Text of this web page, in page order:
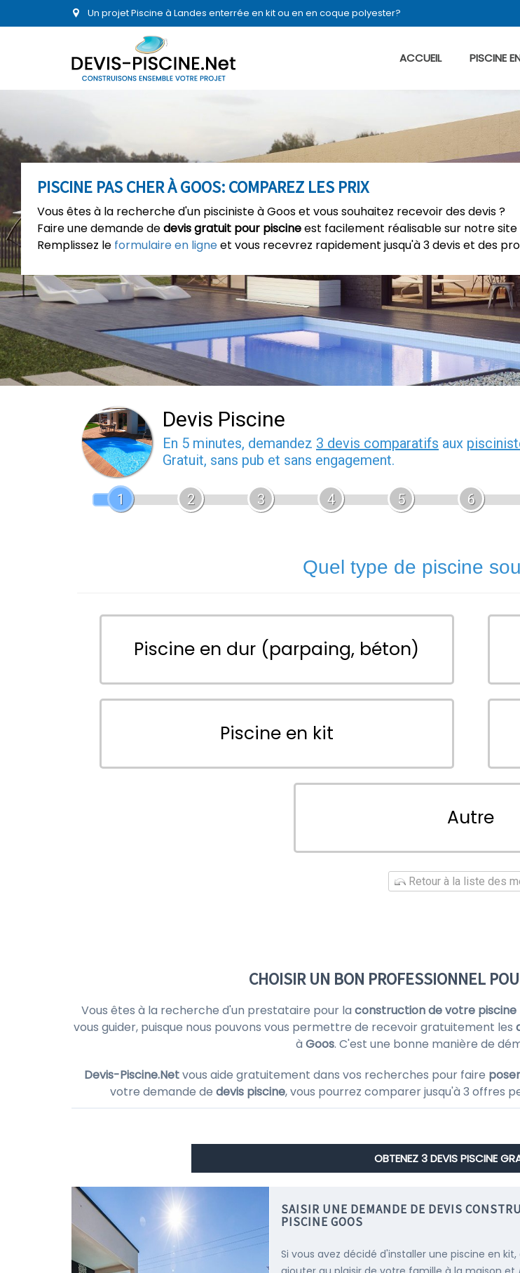
Un projet Piscine à Landes enterrée en kit ou en en coque polyester?
ACCUEIL PISCINE
PISCINE PAS CHER À GOOS: COMPAREZ LES PRIX
Vous êtes à la recherche d'un pisciniste à Goos et vous souhaitez recevoir des devis ?
Faire une demande dedevis gratuit pour piscineest facilement réalisable sur notre site
Remplissez le formulaire en ligneet vous recevrez rapidement jusqu'à 3 devis et des
Devis Piscine
En 5 minutes, demandez 3 devis comparatifs aux
Gratuit, sans pub et sans engagement.
1 2 3 4 5 6
Quel type de piscine
Piscine en dur (parpaing, béton)
Piscine en kit
Autre
Retour à la liste des
CHOISIR UN BON PROFESSIONNEL
Vous êtes à la recherche d'un prestataire pour la construction de votre piscine
vous guider, puisque nous pouvons vous permettre de recevoir gratuitement les
à Goos. C'est une bonne manière de
Devis-Piscine.Netvous aide gratuitement dans vos recherches pour faire
votre demande de devis piscine, vous pourrez comparer jusqu'à 3 offres
OBTENEZ 3 DEVIS PISCINE
SAISIR UNE DEMANDE DE DEVIS
PISCINE GOOS
Si vous avez décidé d'installer une piscine en